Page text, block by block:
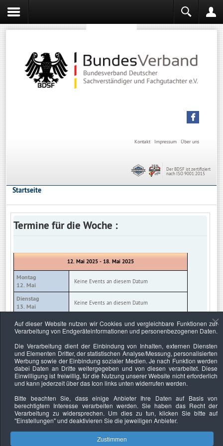
Über uns
Impressum
Kontakt
Der BDSF ist zertifiziert
nach ISO 9001:2015
Startseite
Termine für die Woche :
12. Mai 2025 - 18. Mai 2025
Montag
12. Mai
Keine Events an diesem Datum
Dienstag
13. Mai
Keine Events an diesem Datum
Mittwoch
14. Mai
Keine Events an diesem Datum
15. Mai
Keine Events an diesem Datum
Freitag
16. Mai
Keine Events an diesem Datum
Samstag
Sonntag
18. Mai
Keine Events an diesem Datum
Auf dieser Website nutzen wir Cookies und vergleichbare Funktionen zur
Verarbeitung von Endgeräteinformationen und personenbezogenen Daten.
Die Verarbeitung dient der Einbindung von Inhalten, externen Diensten
und Elementen Dritter, der statistischen Analyse/Messung, personalisierten
Werbung sowie der Einbindung sozialer Medien. Je nach Funktion werden
dabei Daten an Dritte weitergegeben und von diesen verarbeitet. Diese
Einwilligung ist freiwillig, für die Nutzung unserer Website nicht erforderlich
und kann jederzeit über das Icon links unten widerrufen werden.
Bitte beachten Sie, dass einige Anbieter Ihre Daten auf Basis von
berechtigtem Interesse verarbeiten werden. Sie haben das Recht der
Verarbeitung zu widersprechen. Um dies zu tun, klicken Sie bitte auf
"Einstellungen"und deaktivieren Sie die jeweiligen Anbieter.
Zustimmen